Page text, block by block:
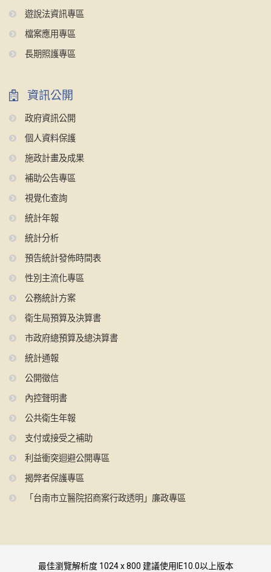
遊說法資訊專區
檔案應用專區
長期照護專區
資訊公開
政府資訊公開
個人資料保護
施政計畫及成果
補助公告專區
視覺化查詢
統計年報
統計分析
預告統計發佈時間表
性別主流化專區
公務統計方案
衛生局預算及決算書
市政府總預算及總決算書
統計通報
公開徵信
內控聲明書
公共衛生年報
支付或接受之補助
利益衝突迴避公開專區
揭弊者保護專區
「台南市立醫院招商案行政透明」廉政專區
最佳瀏覽解析度 1024 x 800 建議使用IE10.0以上版本